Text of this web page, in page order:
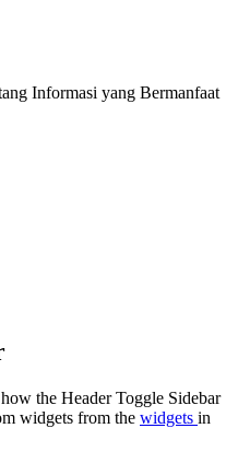
Informasi yang Bermanfaat
the Header Toggle Sidebar
widgets from the widgets in